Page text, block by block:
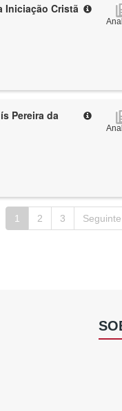
Iniciação Cristã
Pereira da
1 2 3 Seguinte